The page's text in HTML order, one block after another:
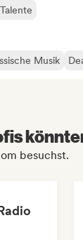
Musik
besuchst.